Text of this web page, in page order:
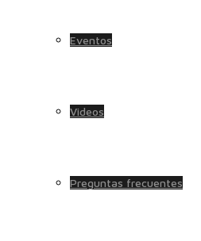
Eventos
Videos
Preguntas frecuentes